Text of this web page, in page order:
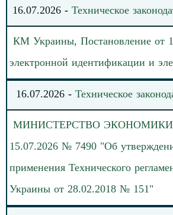
16.07.2026 - Техническое
КМ Украины, Постановление от
электронной идентификации и
16.07.2026 - Техническое
МИНИСТЕРСТВО
15.07.2026 № 7490 "Об
применения Технического
Украины от 28.02.2018 № 151"